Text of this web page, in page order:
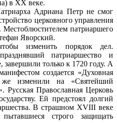
в XX веке.
Адриана Петр не смог
церковного управления
Местоблюстителем патриаршего
Яворский.
изменить порядок дел.
патриаршество и
только к 1720 году. А
создается «Духовная
же изменили на «Святейший
Православная Церковь
Ей предстоял долгий
В страшном XVIII веке
строго защищать